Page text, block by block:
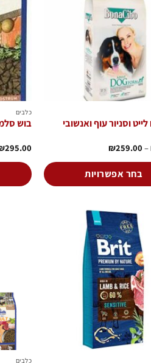
וסניור עוף ואנשובי
–
₪259.00 טווח
⁦₪109.00⁩
עד
⁦₪259.00⁩
בחר אפשרויות
כלבים
בוש
295.00
כלבים